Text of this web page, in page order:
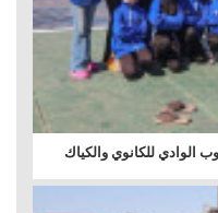
للكانوي والكياك